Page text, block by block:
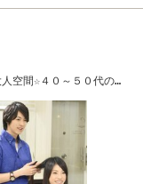
空間☆４０～５０代の日